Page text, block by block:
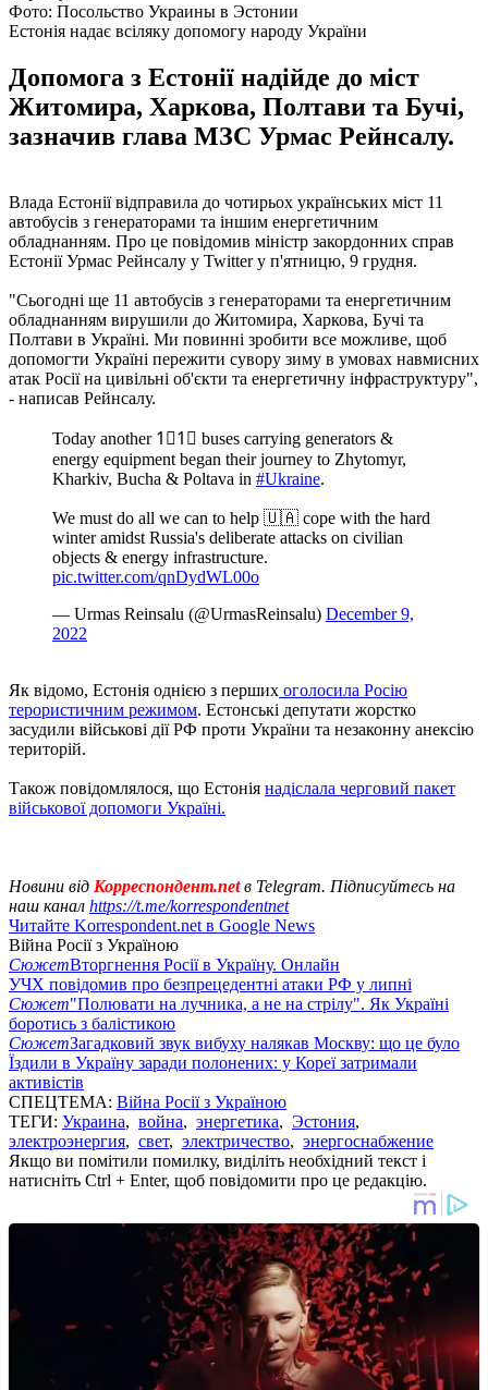
Фото: Посольство Украины в Эстонии
Естонія надає всіляку допомогу народу України
Допомога з Естонії надійде до міст
Житомира, Харкова, Полтави та Бучі,
зазначив глава МЗС Урмас Рейнсалу.
Влада Естонії відправила до чотирьох українських міст 11
автобусів з генераторами та іншим енергетичним
обладнанням. Про це повідомив міністр закордонних справ
Естонії Урмас Рейнсалу у Twitter у п'ятницю, 9 грудня.
"Сьогодні ще 11 автобусів з генераторами та енергетичним
обладнанням вирушили до Житомира, Харкова, Бучі та
Полтави в Україні. Ми повинні зробити все можливе, щоб
допомогти Україні пережити сувору зиму в умовах навмисних
атак Росії на цивільні об'єкти та енергетичну інфраструктуру",
- написав Рейнсалу.
Today another 1⃣1⃣ buses carrying generators &
energy equipment began their journey to Zhytomyr,
Kharkiv, Bucha & Poltava in #Ukraine.
We must do all we can to help 🇺🇦 cope with the hard
winter amidst Russia's deliberate attacks on civilian
objects & energy infrastructure.
pic.twitter.com/qnDydWL00o
— Urmas Reinsalu (@UrmasReinsalu) December 9,
2022
Як відомо, Естонія однією з перших оголосила Росію
терористичним режимом. Естонські депутати жорстко
засудили військові дії РФ проти України та незаконну анексію
територій.
Також повідомлялося, що Естонія надіслала черговий пакет
військової допомоги Україні.
Новини від Корреспондент.netв Telegram. Підписуйтесь на
наш канал https://t.me/korrespondentnet
Читайте Korrespondent.net в Google News
Війна Росії з Україною
СюжетВторгнення Росії в Україну. Онлайн
УЧХ повідомив про безпрецедентні атаки РФ у липні
Сюжет"Полювати на лучника, а не на стрілу". Як Україні
боротись з балістикою
СюжетЗагадковий звук вибуху налякав Москву: що це було
Їздили в Україну заради полонених: у Кореї затримали
активістів
СПЕЦТЕМА: Війна Росії з Україною
ТЕГИ: Украина, война, энергетика, Эстония,
электроэнергия, свет, электричество, энергоснабжение
Якщо ви помітили помилку, виділіть необхідний текст і
натисніть Ctrl + Enter, щоб повідомити про це редакцію.